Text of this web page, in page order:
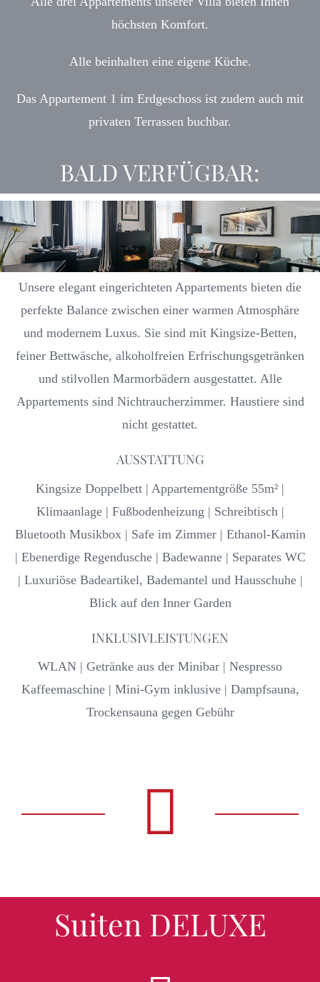
höchsten Komfort.
Alle beinhalten eine eigene Küche.
Das Appartement 1 im Erdgeschoss ist zudem auch mit
privaten Terrassen buchbar.
BALDVERFÜGBAR:
Unsere elegant eingerichteten Appartements bieten die
perfekte Balance zwischen einer warmen Atmosphäre
und modernem Luxus. Sie sind mit Kingsize-Betten,
feiner Bettwäsche, alkoholfreien Erfrischungsgetränken
und stilvollen Marmorbädern ausgestattet. Alle
Appartements sind Nichtraucherzimmer. Haustiere sind
nicht gestattet.
AUSSTATTUNG
Kingsize Doppelbett | Appartementgröße 55m² |
Klimaanlage | Fußbodenheizung | Schreibtisch |
Bluetooth Musikbox | Safe im Zimmer | Ethanol-Kamin
| Ebenerdige Regendusche | Badewanne | Separates WC
| Luxuriöse Badeartikel, Bademantel und Hausschuhe |
Blick auf den Inner Garden
INKLUSIVLEISTUNGEN
WLAN | Getränke aus der Minibar | Nespresso
Kaffeemaschine | Mini-Gym inklusive | Dampfsauna,
Trockensauna gegen Gebühr
Suiten DELUXE